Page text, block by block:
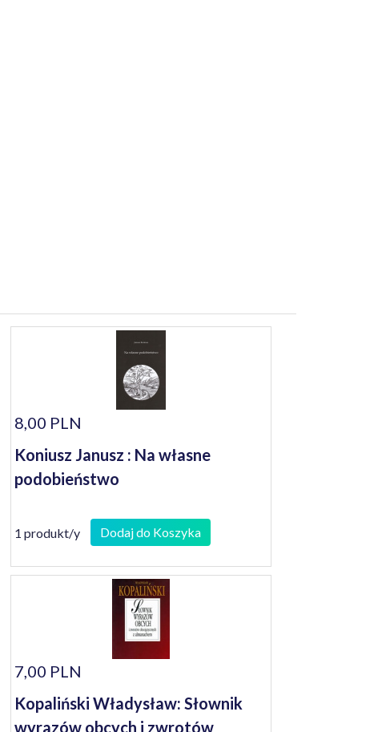
8,00 PLN
Koniusz Janusz : Na własne
podobieństwo
1 produkt/y Dodaj do Koszyka
7,00 PLN
Kopaliński Władysław: Słownik
wyrazów obcych i zwrotów